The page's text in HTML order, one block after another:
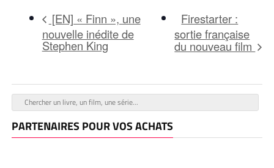
[EN] « Finn », une
nouvelle inédite de
Stephen King
Firestarter :
sortie française
du nouveau film
PARTENAIRES POUR VOS ACHATS